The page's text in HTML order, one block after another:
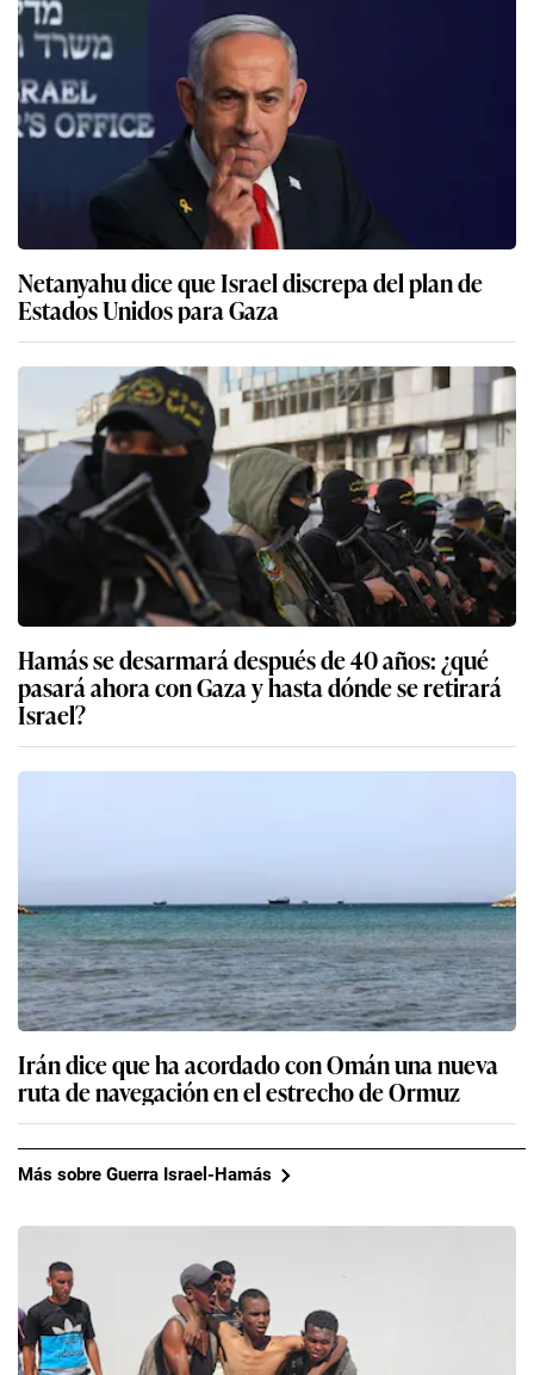
Netanyahu dice que Israel discrepa del plan de
Estados Unidos para Gaza
Hamás se desarmará después de 40 años: ¿qué
pasará ahora con Gaza y hasta dónde se retirará
Israel?
Irán dice que ha acordado con Omán una nueva
ruta de navegación en el estrecho de Ormuz
Más sobre Guerra Israel-Hamás